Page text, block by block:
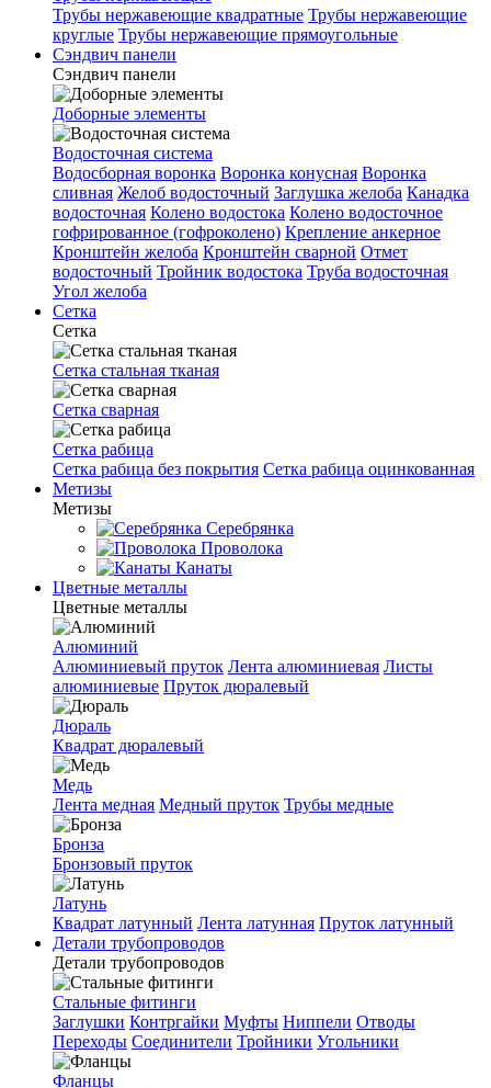
Трубы нержавеющие квадратные Трубы нержавеющие
круглые Трубы нержавеющие прямоугольные
Сэндвич панели
Сэндвич панели
Доборные элементы
Водосточная система
Водосборная воронка Воронка конусная Воронка
сливная Желоб водосточный Заглушка желоба Канадка
водосточная Колено водостока Колено водосточное
гофрированное (гофроколено) Крепление анкерное
Кронштейн желоба Кронштейн сварной Отмет
водосточный Тройник водостока Труба водосточная
Угол желоба
Сетка
Сетка
Сетка стальная тканая
Сетка сварная
Сетка рабица
Сетка рабица без покрытия Сетка рабица оцинкованная
Метизы
Метизы
Серебрянка
Проволока
Канаты
Цветные металлы
Цветные металлы
Алюминий
Алюминиевый пруток Лента алюминиевая Листы
алюминиевые Пруток дюралевый
Дюраль
Квадрат дюралевый
Медь
Лента медная Медный пруток Трубы медные
Бронза
Бронзовый пруток
Латунь
Квадрат латунный Лента латунная Пруток латунный
Детали трубопроводов
Детали трубопроводов
Стальные фитинги
Заглушки Контргайки Муфты Ниппели Отводы
Переходы Соединители Тройники Угольники
Фланцы